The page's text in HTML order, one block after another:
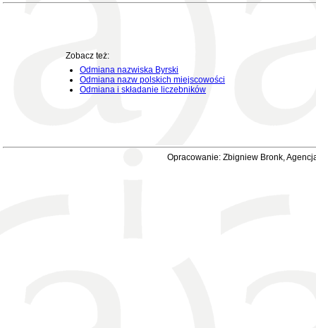
Zobacz też:
Odmiana nazwiska Byrski
Odmiana nazw polskich miejscowości
Odmiana i składanie liczebników
Opracowanie: Zbigniew Bronk,